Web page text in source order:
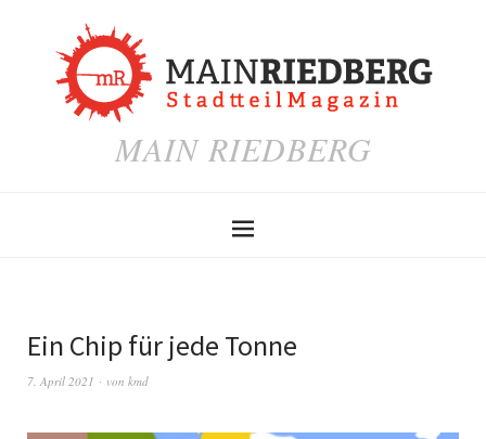
MAIN RIEDBERG
Ein Chip für jede Tonne
7. April 2021 von kmd